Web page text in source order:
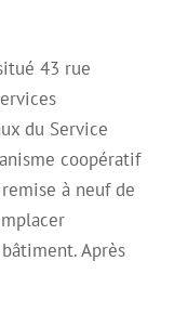
43 rue
du Service
coopératif
à neuf de
Après